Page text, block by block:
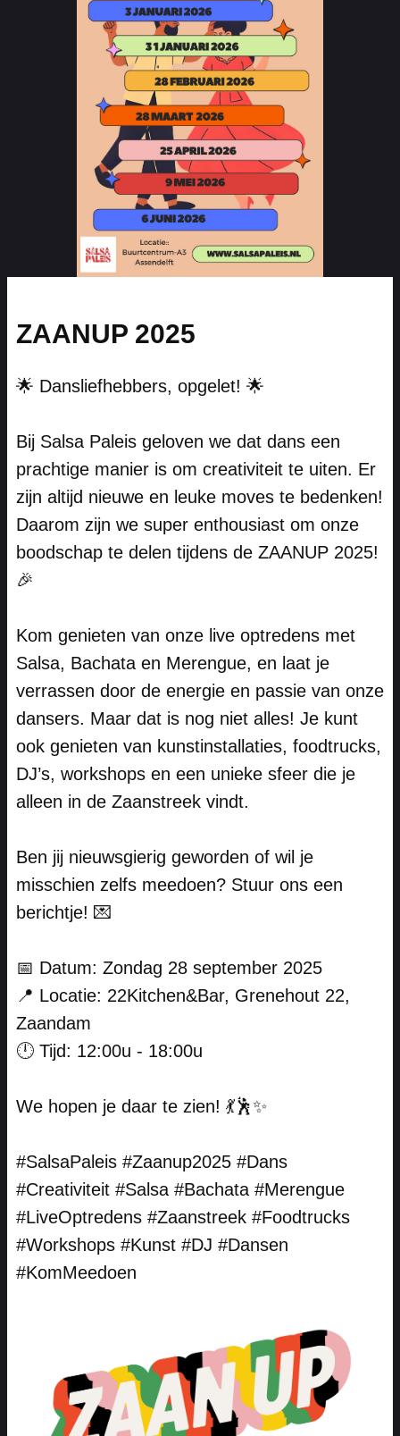
ZAANUP 2025
🌟 Dansliefhebbers, opgelet! 🌟
Bij Salsa Paleis geloven we dat dans een
prachtige manier is om creativiteit te uiten. Er
zijn altijd nieuwe en leuke moves te bedenken!
Daarom zijn we super enthousiast om onze
boodschap te delen tijdens de ZAANUP 2025!
🎉
Kom genieten van onze live optredens met
Salsa, Bachata en Merengue, en laat je
verrassen door de energie en passie van onze
dansers. Maar dat is nog niet alles! Je kunt
ook genieten van kunstinstallaties, foodtrucks,
DJ’s, workshops en een unieke sfeer die je
alleen in de Zaanstreek vindt.
Ben jij nieuwsgierig geworden of wil je
misschien zelfs meedoen? Stuur ons een
berichtje! 💌
📅 Datum: Zondag 28 september 2025
📍 Locatie: 22Kitchen&Bar, Grenehout 22,
Zaandam
🕛 Tijd: 12:00u - 18:00u
We hopen je daar te zien! 💃🕺✨
#SalsaPaleis #Zaanup2025 #Dans
#Creativiteit #Salsa #Bachata #Merengue
#LiveOptredens #Zaanstreek #Foodtrucks
#Workshops #Kunst #DJ #Dansen
#KomMeedoen